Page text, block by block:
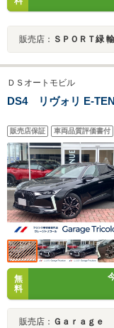
販売店： ＳＰＯＲＴ緑
ＤＳオートモビル
DS4 リヴォリ E-
販売店保証 車両品質評価書付
無
料
販売店： Ｇａｒａｇｅ